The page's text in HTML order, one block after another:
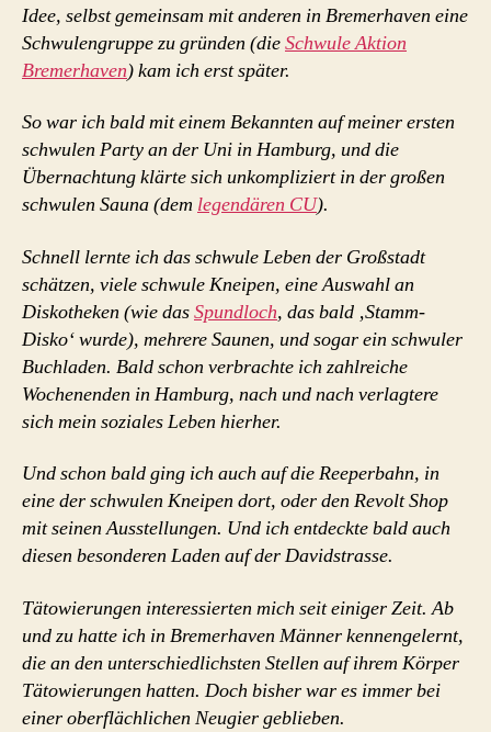
Idee, selbst gemeinsam mit anderen in Bremerhaven eine
Schwulengruppe zu gründen (dieSchwule Aktion
Bremerhaven) kam ich erst später.
So war ich bald mit einem Bekannten auf meiner ersten
schwulen Party an der Uni in Hamburg, und die
Übernachtung klärte sich unkompliziert in der großen
schwulen Sauna (dem legendären CU).
Schnell lernte ich das schwule Leben der Großstadt
schätzen, viele schwule Kneipen, eine Auswahl an
Diskotheken (wie dasSpundloch, das bald ‚Stamm-
Disko‘ wurde), mehrere Saunen, und sogar ein schwuler
Buchladen. Bald schon verbrachte ich zahlreiche
Wochenenden in Hamburg, nach und nach verlagtere
sich mein soziales Leben hierher.
Und schon bald ging ich auch auf die Reeperbahn, in
eine der schwulen Kneipen dort, oder den Revolt Shop
mit seinen Ausstellungen. Und ich entdeckte bald auch
diesen besonderen Laden auf der Davidstrasse.
Tätowierungen interessierten mich seit einiger Zeit. Ab
und zu hatte ich in Bremerhaven Männer kennengelernt,
die an den unterschiedlichsten Stellen auf ihrem Körper
Tätowierungen hatten. Doch bisher war es immer bei
einer oberflächlichen Neugier geblieben.